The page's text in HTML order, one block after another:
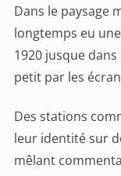
Dans le paysage
longtemps eu
1920 jusque
petit par les
Des stations
leur identité sur
mêlant